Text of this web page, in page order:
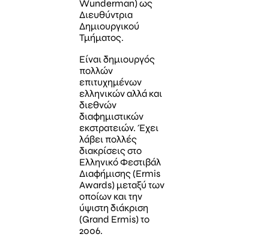
Wunderman) ως
Διευθύντρια
Δημιουργικού
Τμήματος.
Είναι δημιουργός
πολλών
επιτυχημένων
ελληνικών αλλά και
διεθνών
διαφημιστικών
εκστρατειών. Έχει
λάβει πολλές
διακρίσεις στο
Ελληνικό Φεστιβάλ
Διαφήμισης (Εrmis
Awards) μεταξύ των
οποίων και την
ύψιστη διάκριση
(Grand Ermis) το
2006.